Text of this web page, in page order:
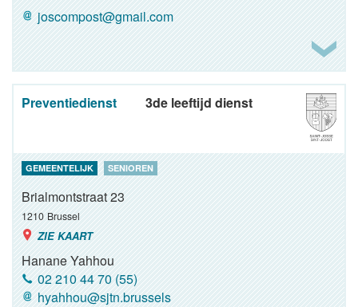
joscompost@gmail.com
Preventiedienst 3de leeftijd dienst
GEMEENTELIJK SENIOREN
Brialmontstraat 23
1210 Brussel
ZIE KAART
Hanane Yahhou
02 210 44 70 (55)
hyahhou@sjtn.brussels